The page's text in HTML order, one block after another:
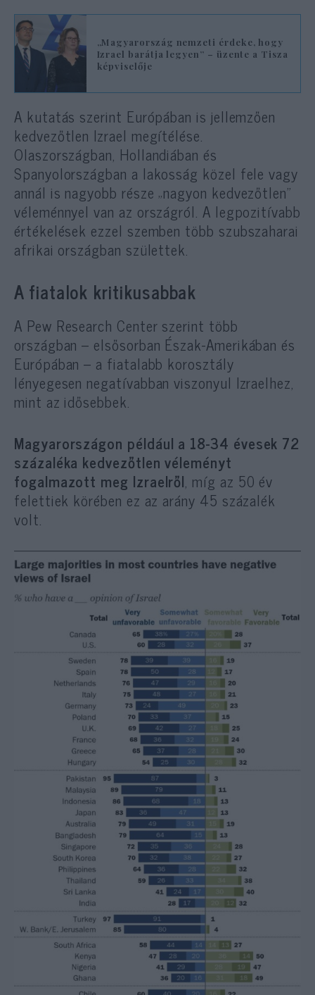
„Magyarország nemzeti érdeke, hogy
Izrael barátja legyen” – üzente a Tisza
képviselője
A kutatás szerint Európában is jellemzően
kedvezőtlen Izrael megítélése.
Olaszországban, Hollandiában és
Spanyolországban a lakosság közel fele vagy
annál is nagyobb része „nagyon kedvezőtlen”
véleménnyel van az országról. A legpozitívabb
értékelések ezzel szemben több szubszaharai
afrikai országban születtek.
A fiatalok kritikusabbak
A Pew Research Center szerint több
országban – elsősorban Észak-Amerikában és
Európában – a fiatalabb korosztály
lényegesen negatívabban viszonyul Izraelhez,
mint az idősebbek.
Magyarországon például a 18-34 évesek 72
százaléka kedvezőtlen véleményt
fogalmazott meg Izraelről, míg az 50 év
felettiek körében ez az arány 45 százalék
volt.